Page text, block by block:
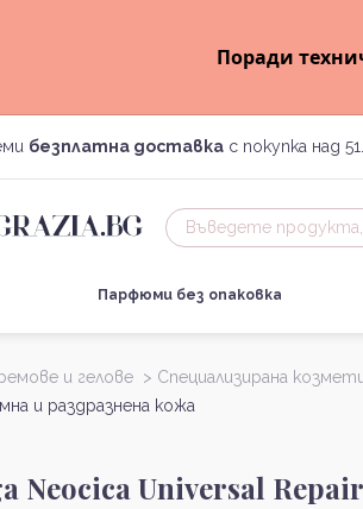
Поради
безплатна доставка с покупка над
Парфюми без опаковка
и гелове > Специализирана
и раздразнена кожа
Neocica Universal